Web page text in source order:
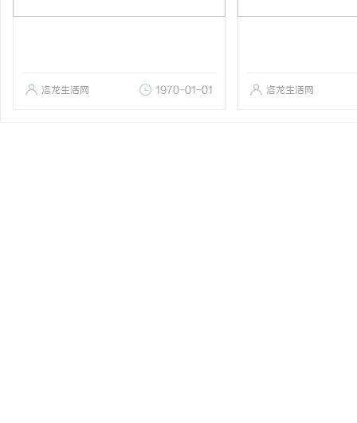
洛龙生活网 1970-01-01 洛龙生活网